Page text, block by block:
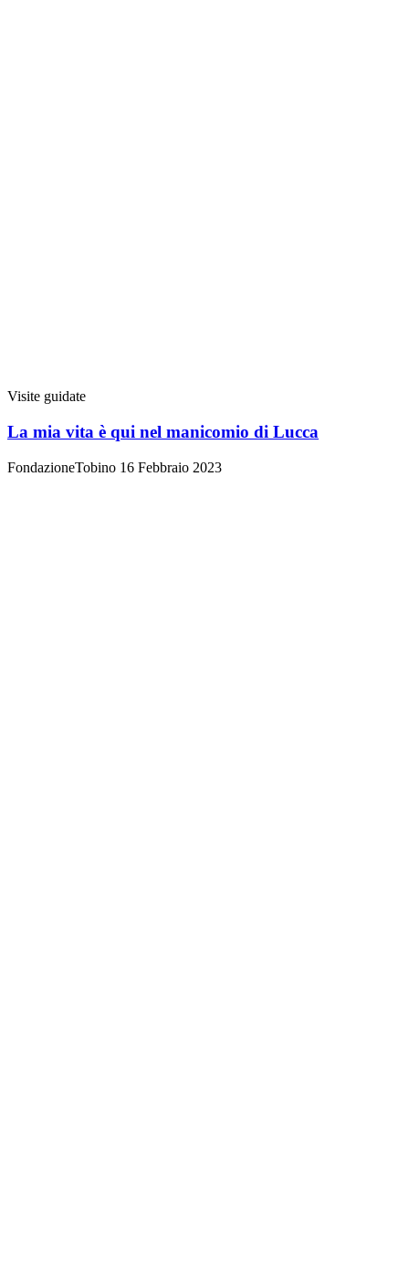
Visite guidate
La mia vita è qui nel manicomio di Lucca
FondazioneTobino 16 Febbraio 2023